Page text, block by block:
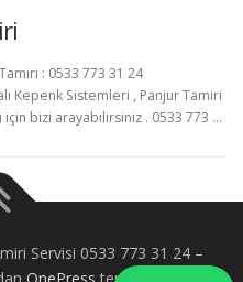
: 0533 773 31 24
Kepenk Sistemleri , Panjur Tamiri
için bizi arayabilirsiniz . 0533 773 …
Servisi 0533 773 31 24 –